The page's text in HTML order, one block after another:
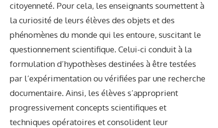
citoyenneté. Pour cela, les enseignants soumettent à
la curiosité de leurs élèves des objets et des
phénomènes du monde qui les entoure, suscitant le
questionnement scientifique. Celui-ci conduit à la
formulation d’hypothèses destinées à être testées
par l’expérimentation ou vérifiées par une recherche
documentaire. Ainsi, les élèves s’approprient
progressivement concepts scientifiques et
techniques opératoires et consolident leur